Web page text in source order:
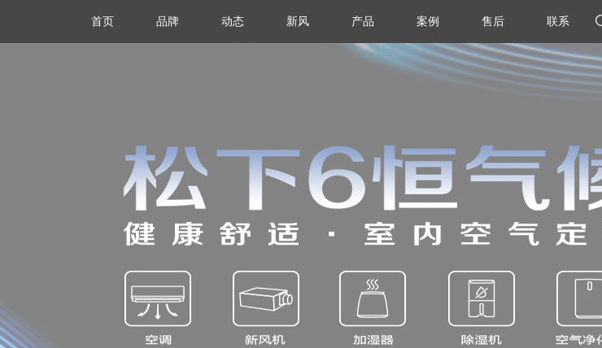
首页 品牌 动态 新风 产品 案例 售后 联系